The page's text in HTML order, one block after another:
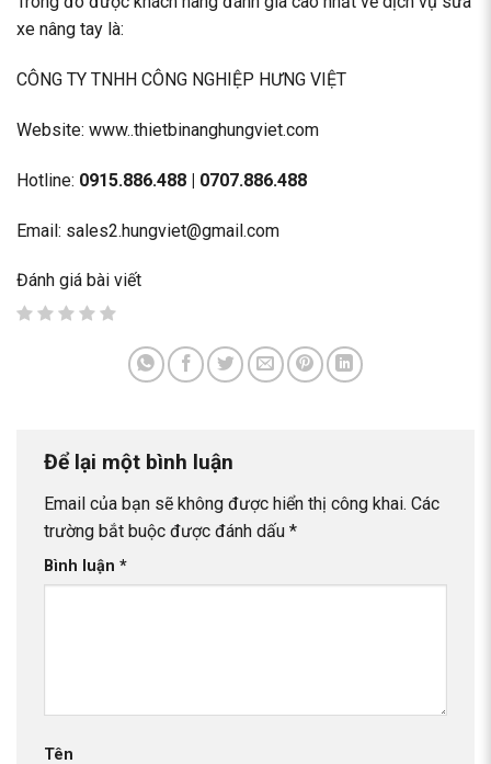
xe nâng tay là:
CÔNG TY TNHH CÔNG NGHIỆP HƯNG VIỆT
Website: www..thietbinanghungviet.com
Hotline: 0915.886.488 | 0707.886.488
Email: sales2.hungviet@gmail.com
Đánh giá bài viết
Để lại một bình luận
Email của bạn sẽ không được hiển thị công khai. Các
trường bắt buộc được đánh dấu *
Bình luận *
Tên